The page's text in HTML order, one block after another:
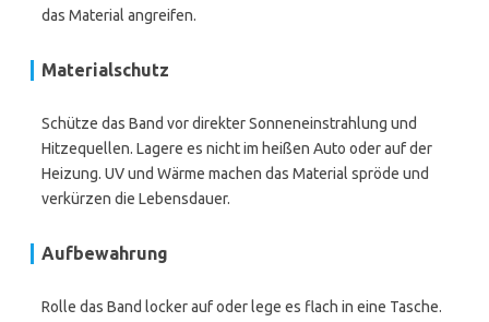
das Material angreifen.
Materialschutz
Schütze das Band vor direkter Sonneneinstrahlung und
Hitzequellen. Lagere es nicht im heißen Auto oder auf der
Heizung. UV und Wärme machen das Material spröde und
verkürzen die Lebensdauer.
Aufbewahrung
Rolle das Band locker auf oder lege es flach in eine Tasche.